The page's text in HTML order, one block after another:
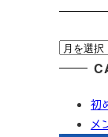
テ
リ
ー
ア
ー
初
メ